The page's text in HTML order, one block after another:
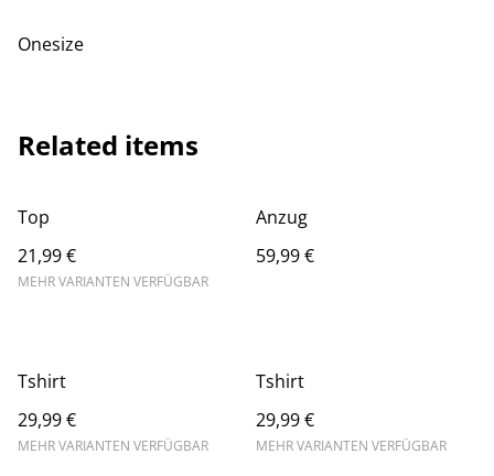
Onesize
Related items
Top
21,99 €
MEHR VARIANTEN VERFÜGBAR
Anzug
59,99 €
Tshirt
29,99 €
MEHR VARIANTEN VERFÜGBAR
Tshirt
29,99 €
MEHR VARIANTEN VERFÜGBAR